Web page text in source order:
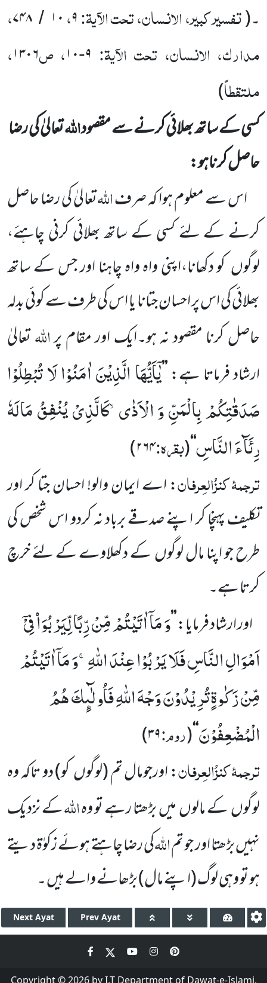
۔(تفسیر کبیر، الانسان، تحت الآیۃ:۹،۱۰ / ۷۴۸،
مدارک، الانسان، تحت الآیۃ: ۹-۱۰، ص۱۳۰۶،
ملتقطاً)
کسی کے ساتھ بھلائی کرنے سے مقصوداللّٰہتعالیٰ کی رضا
حاصل کرناہو:
اس سے معلوم ہوا کہ صرفاللّٰہتعالیٰ کی رضاحاصل
کرنے کے لئے کسی کے ساتھ بھلائی کرنی چاہئے،
لوگوں کو دکھانا،اپنی واہ واہ چاہنا اور جس کے ساتھ
بھلائی کی اس پر احسان جتانا یا اس کی طرف سے کوئی بدلہ
حاصل کرنا مقصود نہ ہو۔ایک اور مقام پراللّٰہتعالیٰ
ارشاد فرماتا ہے:’’یٰۤاَیُّهَا الَّذِیْنَ اٰمَنُوْا لَا تُبْطِلُوْا
صَدَقٰتِكُمْ بِالْمَنِّ وَ الْاَذٰىۙ-كَالَّذِیْ یُنْفِقُ مَالَهٗ
رِئَآءَ النَّاسِ‘‘
(بقرہ:۲۶۴)
ترجمۂکنزُالعِرفان: اے ایمان والو! احسان جتا کر اور
تکلیف پہنچا کر اپنے صدقے برباد نہ کردو اس شخص کی
طرح جو اپنا مال لوگوںکے دکھلاوے کے لئے خرچ
کرتا ہے۔
اور ارشاد فرمایا:’’وَ مَاۤ اٰتَیْتُمْ مِّنْ رِّبًا لِّیَرْبُوَاۡ فِیْۤ
اَمْوَالِ النَّاسِ فَلَا یَرْبُوْا عِنْدَ اللّٰهِۚ-وَ مَاۤ اٰتَیْتُمْ
مِّنْ زَكٰوةٍ تُرِیْدُوْنَ وَجْهَ اللّٰهِ فَاُولٰٓىٕكَ هُمُ
الْمُضْعِفُوْنَ‘‘
(روم:۳۹)
ترجمۂکنزُالعِرفان: اورجومال تم(لوگوںکو)دو تاکہ وہ
لوگوںکے مالوںمیںبڑھتا رہے تو وہاللّٰہکے نزدیک
نہیںبڑھتا اور جو تماللّٰہکی رضا چاہتے ہوئے زکوٰۃ دیتے
ہو تو وہی لوگ(اپنے مال)بڑھانے والے ہیں ۔
Next Ayat Prev Ayat
Copyright © 2026 by I.T Department of Dawat-e-Islami.